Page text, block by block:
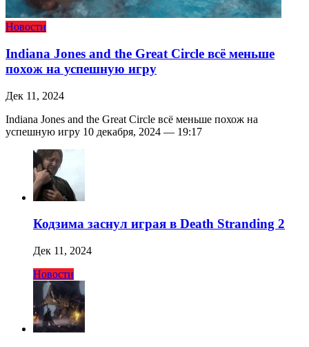
Новости
Indiana Jones and the Great Circle всё меньше
похож на успешную игру
Дек 11, 2024
Indiana Jones and the Great Circle всё меньше похож на
успешную игру 10 декабря, 2024 — 19:17
Кодзима заснул играя в Death Stranding 2
Дек 11, 2024
Новости